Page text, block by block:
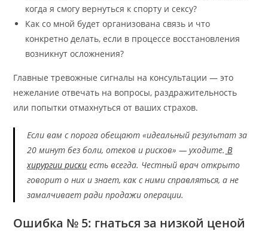
когда я смогу вернуться к спорту и сексу?
Как со мной будет организована связь и что
конкретно делать, если в процессе восстановления
возникнут осложнения?
Главные тревожные сигналы на консультации — это
нежелание отвечать на вопросы, раздражительность
или попытки отмахнуться от ваших страхов.
Если вам с порога обещают «идеальный результат за
20 минут без боли, отеков и рисков» — уходите. В
хирургии риски есть всегда. Честный врач открыто
говорит о них и знает, как с ними справляться, а не
замалчивает ради продажи операции.
Ошибка № 5: гнаться за низкой ценой